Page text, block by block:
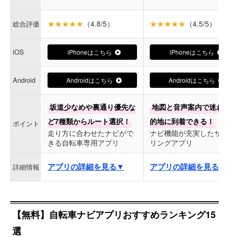
総合評価 ★★★★★ （4.8/5） ★★★★★ （4.5/5）
iOS iPhoneはこちら iPhoneはこちら
Android Androidはこちら Androidはこちら
ポイント
坂道少なめや裏通り優先な
ど7種類からルート選択！
走り方に合わせたナビがで
きる自転車専用アプリ
地図と音声案内で迷わ
的地に到着できる！
ナビ機能が充実したサ
リングアプリ
詳細情報 アプリの詳細を見る▼ アプリの詳細を見る▼
【無料】自転車ナビアプリおすすめランキング15
選